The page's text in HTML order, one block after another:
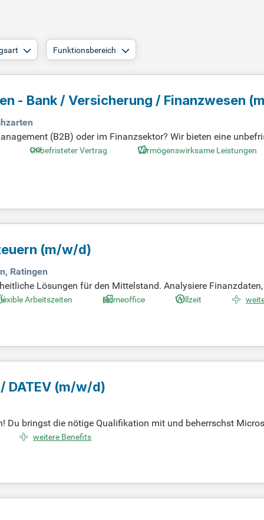
Funktionsbereich
- Bank / Versicherung / Finanzwesen
(B2B) oder im Finanzsektor? Wir bieten eine
Englisch. Flexibles Arbeiten ist bei uns möglich: Reisen in
in Ratingen oder Freiburg und profitieren Sie von
Zukunft aktiv mit!
Unbefristeter Vertrag Vermögenswirksame Leistungen
(m/w/d)
Ratingen
Lösungen für den Mittelstand. Analysiere
und vielfältigen Karrieremöglichkeiten. Jetzt
Arbeitszeiten Homeoffice Vollzeit
DATEV (m/w/d)
Du bringst die nötige Qualifikation mit und beherrschst
leistungsorientierter Vergütung. Gestalte deine
dein Wissen kontinuierlich zu erweitern und deine Karriere
weitere Benefits